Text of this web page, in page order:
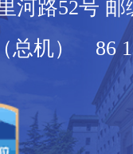
河路52号 邮
总机） 86